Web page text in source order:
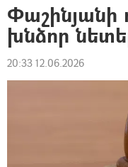
Փաշինյանի
խնձոր
20:33 12.06.2026